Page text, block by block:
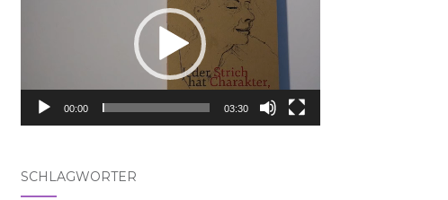
00:00 03:30
SCHLAGWÖRTER